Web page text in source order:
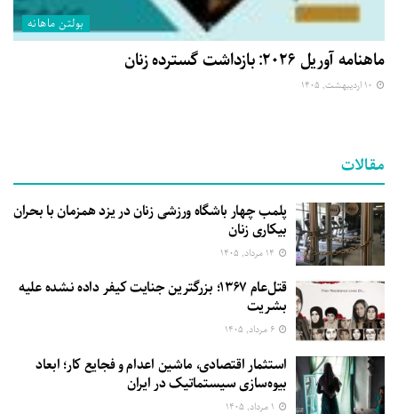
بولتن ماهانه
ماهنامه آوریل ۲۰۲۶: بازداشت گسترده زنان
مقالات
پلمب چهار باشگاه ورزشی زنان در یزد همزمان با بحران
بیکاری زنان
قتل‌عام ۱۳۶۷؛ بزرگترین جنایت کیفر داده نشده علیه
بشریت
استثمار اقتصادی، ماشین اعدام و فجایع کار؛ ابعاد
بیوه‌سازی سیستماتیک در ایران